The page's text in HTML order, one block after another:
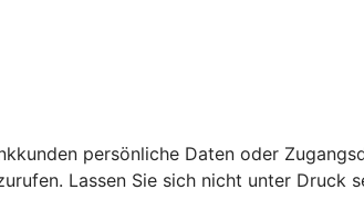
persönliche Daten oder
Lassen Sie sich nicht unter